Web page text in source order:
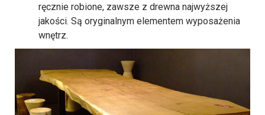
ręcznie robione, zawsze z drewna najwyższej
jakości. Są oryginalnym elementem wyposażenia
wnętrz.